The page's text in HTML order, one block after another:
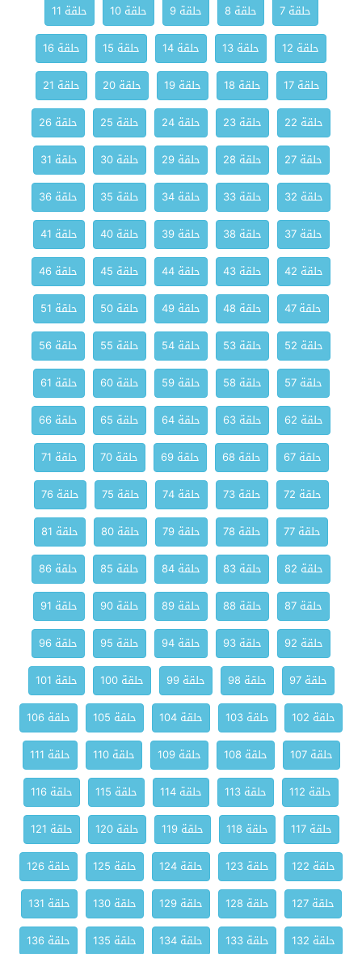
حلقة 7
حلقة 8 حلقة 9 حلقة 10
حلقة 11
حلقة 12
حلقة 13 حلقة 14 حلقة 15
حلقة 16
حلقة 17
حلقة 18 حلقة 19 حلقة 20
حلقة 21
حلقة 22
حلقة 23 حلقة 24 حلقة 25
حلقة 26
حلقة 27
حلقة 28 حلقة 29 حلقة 30
حلقة 31
حلقة 32
حلقة 33 حلقة 34 حلقة 35
حلقة 36
حلقة 37
حلقة 38 حلقة 39 حلقة 40
حلقة 41
حلقة 42
حلقة 43 حلقة 44 حلقة 45
حلقة 46
حلقة 47
حلقة 48 حلقة 49 حلقة 50
حلقة 51
حلقة 52
حلقة 53 حلقة 54 حلقة 55
حلقة 56
حلقة 57
حلقة 58 حلقة 59 حلقة 60
حلقة 61
حلقة 62
حلقة 63 حلقة 64 حلقة 65
حلقة 66
حلقة 67
حلقة 68 حلقة 69 حلقة 70
حلقة 71
حلقة 72
حلقة 73 حلقة 74 حلقة 75
حلقة 76
حلقة 77
حلقة 78 حلقة 79 حلقة 80
حلقة 81
حلقة 82
حلقة 83 حلقة 84 حلقة 85
حلقة 86
حلقة 87
حلقة 88 حلقة 89 حلقة 90
حلقة 91
حلقة 92
حلقة 93 حلقة 94 حلقة 95
حلقة 96
حلقة 97
حلقة 98 حلقة 99 حلقة 100
حلقة 101
حلقة 102
حلقة 103 حلقة 104 حلقة 105
حلقة 106
حلقة 107
حلقة 108 حلقة 109 حلقة 110
حلقة 111
حلقة 112
حلقة 113 حلقة 114 حلقة 115
حلقة 116
حلقة 117
حلقة 118 حلقة 119 حلقة 120
حلقة 121
حلقة 122
حلقة 123 حلقة 124 حلقة 125
حلقة 126
حلقة 127
حلقة 128 حلقة 129 حلقة 130
حلقة 131
حلقة 132
حلقة 133 حلقة 134 حلقة 135 حلقة 136